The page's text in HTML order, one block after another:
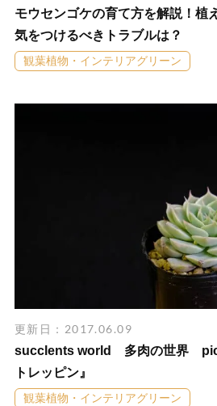
モウセンゴケの育て方を解説！植
気をつけるべきトラブルは？
観葉植物・インテリアグリーン
更新日：2017.06.09
succlents world 多肉の世界
トレッピン』
観葉植物・インテリアグリーン